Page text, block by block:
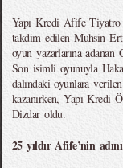
Yapı Kredi Afife Tiyatro
takdim edilen Muhsin
oyun yazarlarına
Son isimli oyunuyla
dalındaki oyunlara
kazanırken, Yapı Kredi
Dizdar oldu.
25 yıldır Afife’nin